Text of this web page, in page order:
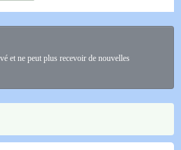
et ne peut plus recevoir de nouvelles